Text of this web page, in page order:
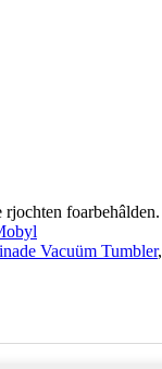
foarbehâlden.
Vacuüm Tumbler,